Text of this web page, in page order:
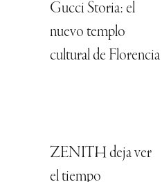
Gucci Storia: el
nuevo templo
cultural de Florencia
ZENITH deja ver
el tiempo